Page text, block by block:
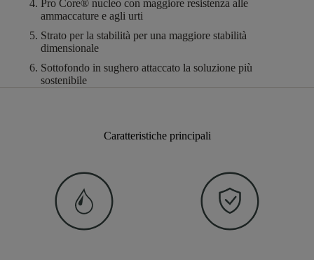
Pro Core® nucleo con maggiore resistenza alle
ammaccature e agli urti
Strato per la stabilità per una maggiore stabilità
dimensionale
Sottofondo in sughero attaccato la soluzione più
sostenibile
Caratteristiche principali